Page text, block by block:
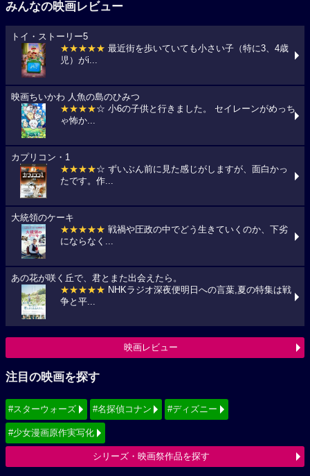
みんなの映画レビュー
トイ・ストーリー5
★★★★★ 最近街を歩いていても小さい子（特に3、4歳
児）がi...
映画ちいかわ 人魚の島のひみつ
★★★★☆ 小6の子供と行きました。 セイレーンがめっち
ゃ怖か...
カプリコン・1
★★★★☆ ずいぶん前に見た感じがしますが、面白かっ
たです。作...
大統領のケーキ
★★★★★ 戦禍や圧政の中でどう生きていくのか、下劣
にならなく...
あの花が咲く丘で、君とまた出会えたら。
★★★★★ NHKラジオ深夜便明日への言葉,夏の特集は戦
争と平...
映画レビュー
注目の映画を探す
#スターウォーズ #名探偵コナン #ディズニー
#少女漫画原作実写化
シリーズ・映画祭作品を探す